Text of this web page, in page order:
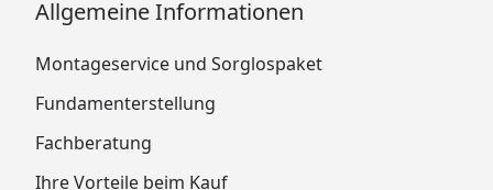
Allgemeine Informationen
Montageservice und Sorglospaket
Fundamenterstellung
Fachberatung
Ihre Vorteile beim Kauf